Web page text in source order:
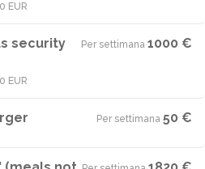
EUR
security
EUR
Per settimana·1000 €
Per settimana·50 €